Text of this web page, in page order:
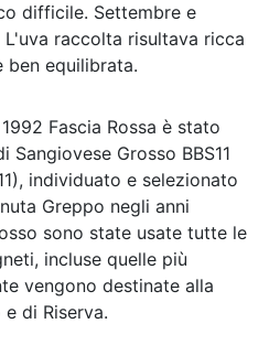
difficile. Settembre e
raccolta risultava ricca
ben equilibrata.
Fascia Rossa è stato
Grosso BBS11
individuato e selezionato
Greppo negli anni
sono state usate tutte le
incluse quelle più
vengono destinate alla
di Riserva.